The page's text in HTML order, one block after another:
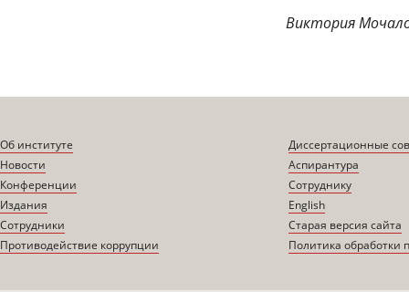
Виктория
Об институте
Новости
Конференции
Издания
Сотрудники
Противодействие коррупции
Диссертационные
Аспирантура
Сотруднику
English
Старая версия сайта
Политика обработки